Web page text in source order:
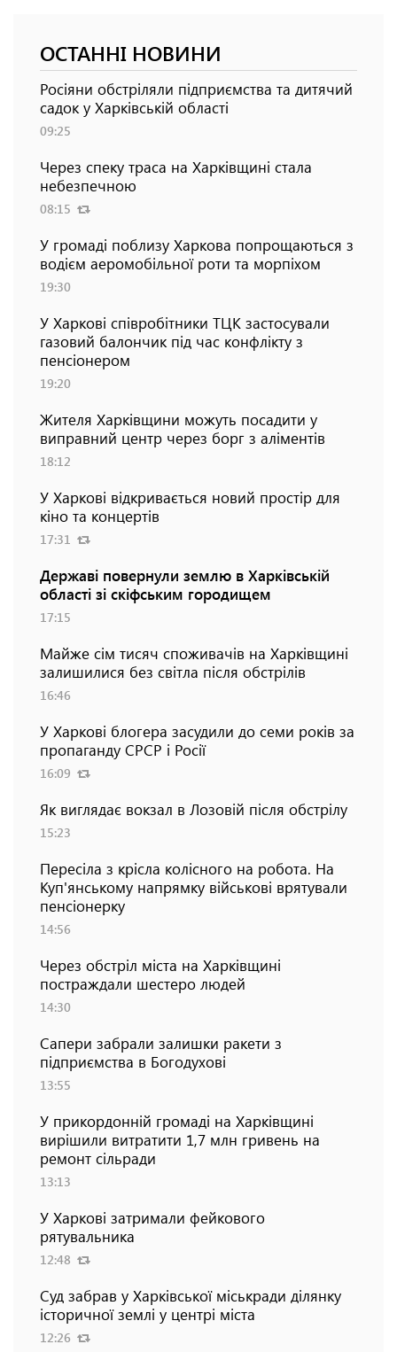
ОСТАННІ НОВИНИ
Росіяни обстріляли підприємства та дитячий
садок у Харківській області
09:25
Через спеку траса на Харківщині стала
небезпечною
08:15
У громаді поблизу Харкова попрощаються з
водієм аеромобільної роти та морпіхом
19:30
У Харкові співробітники ТЦК застосували
газовий балончик під час конфлікту з
пенсіонером
19:20
Жителя Харківщини можуть посадити у
виправний центр через борг з аліментів
18:12
У Харкові відкривається новий простір для
кіно та концертів
17:31
Державі повернули землю в Харківській
області зі скіфським городищем
17:15
Майже сім тисяч споживачів на Харківщині
залишилися без світла після обстрілів
16:46
У Харкові блогера засудили до семи років за
пропаганду СРСР і Росії
16:09
Як виглядає вокзал в Лозовій після обстрілу
15:23
Пересіла з крісла колісного на робота. На
Куп'янському напрямку військові врятували
пенсіонерку
14:56
Через обстріл міста на Харківщині
постраждали шестеро людей
14:30
Сапери забрали залишки ракети з
підприємства в Богодухові
13:55
У прикордонній громаді на Харківщині
вирішили витратити 1,7 млн гривень на
ремонт сільради
13:13
У Харкові затримали фейкового
рятувальника
12:48
Суд забрав у Харківської міськради ділянку
історичної землі у центрі міста
12:26